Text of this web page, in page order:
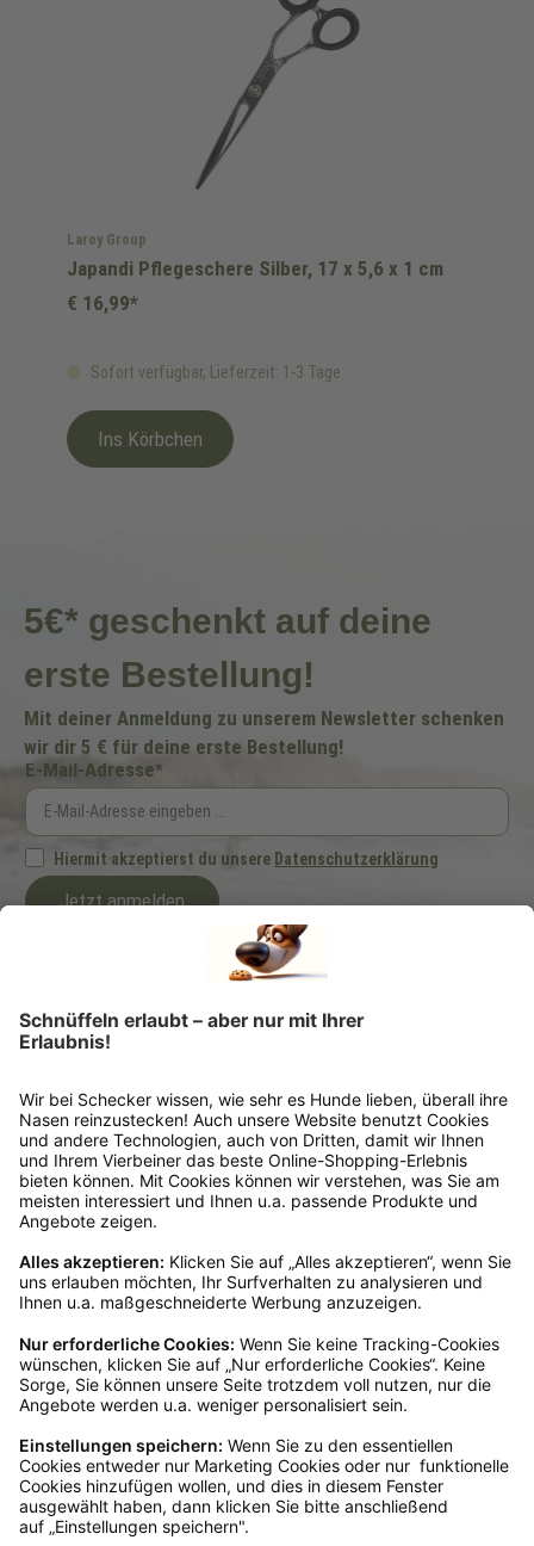
Laroy Group
Japandi Pflegeschere Silber, 17 x 5,6 x 1 cm
Sofort verfügbar, Lieferzeit: 1-3 Tage
€ 16,99*
Ins Körbchen
5€* geschenkt auf deine
erste Bestellung!
Mit deiner Anmeldung zu unserem Newsletter schenken
wir dir 5 € für deine erste Bestellung!
E-Mail-Adresse*
Hiermit akzeptierst du unsere Datenschutzerklärung
Jetzt anmelden
Ich möchte regelmäßig von der Schecker GmbH über Hundefutter und -zubehör
per E-Mail informiert werden. Diese Einwilligung kann ich jederzeit unter
"Abmelden" am Ende jeder E-Mail widerrufen.
kombinierbar und nicht auszahlbar. Gültig 6 Monate ab Erhalt, nicht für frühere
Bestellungen. Klicks werten wir anonym aus – ohne Rückschluss auf Dich. Deine
Daten bleiben bei uns (Schecker GmbH) und werden nicht weitergegeben. Auf
wir Dir ggf. ähnliche Angebote per Mail (§7 Abs. 3 UWG). Dem kannst Du jederzeit
widersprechen, z. B. an datenschutz@schecker.de. Mehr Infos in unserer
Datenschutzerklärung.
Kundenservice
Mo – Fr 9 – 17 Uhr, Sa 9 – 13 Uhr
Ruf uns an
0800-28 18 78
Schreibe uns
verkauf@schecker.de